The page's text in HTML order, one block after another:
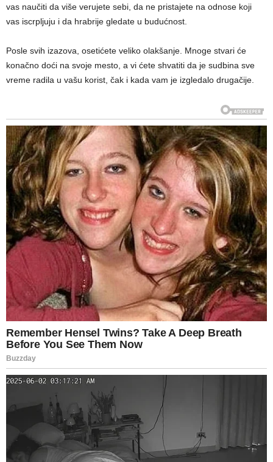
vas naučiti da više verujete sebi, da ne pristajete na odnose koji
vas iscrpljuju i da hrabrije gledate u budućnost.
Posle svih izazova, osetićete veliko olakšanje. Mnoge stvari će
konačno doći na svoje mesto, a vi ćete shvatiti da je sudbina sve
vreme radila u vašu korist, čak i kada vam je izgledalo drugačije.